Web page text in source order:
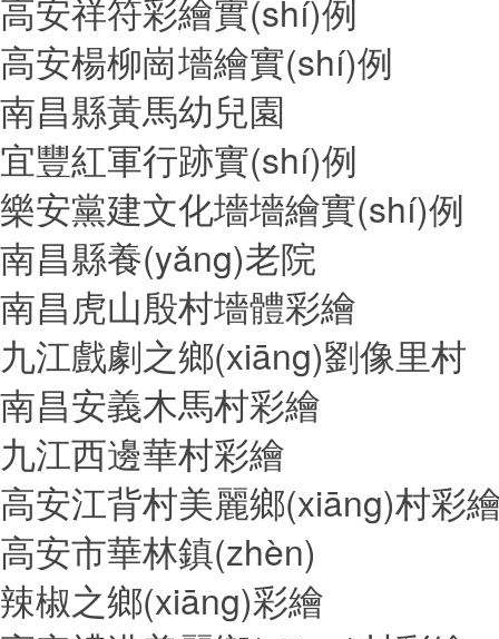
高安祥符彩繪實(shí)例
高安楊柳崗墻繪實(shí)例
南昌縣黃馬幼兒園
宜豐紅軍行跡實(shí)例
樂安黨建文化墻墻繪實(shí)例
南昌縣養(yǎng)老院
南昌虎山殷村墻體彩繪
九江戲劇之鄉(xiāng)劉像里村
南昌安義木馬村彩繪
九江西邊華村彩繪
高安江背村美麗鄉(xiāng)村彩
高安市華林鎮(zhèn)
辣椒之鄉(xiāng)彩繪